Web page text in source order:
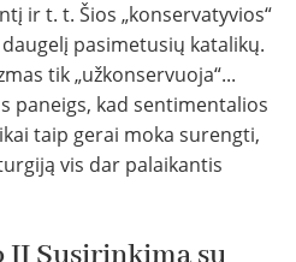
ir t. t. Šios „konservatyvios“
pasimetusių katalikų.
tik „užkonservuoja“...
paneigs, kad sentimentalios
taip gerai moka surengti,
vis dar palaikantis